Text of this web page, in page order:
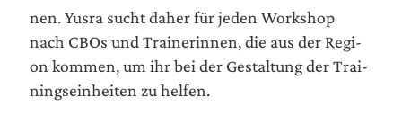
nen. Yus­ra sucht daher für jeden Work­shop
nach CBOs und Trai­ne­rin­nen, die aus der Regi­
on kom­men, um ihr bei der Gestal­tung der Trai­
nings­ein­hei­ten zu helfen.